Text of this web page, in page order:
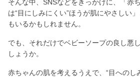
そんな中、SNSなどをきっかけに、「赤
は“目にしみにくい”ほうが肌にやさしい
もいるかもしれません。
でも、それだけでベビーソープの良し悪
しょうか。
赤ちゃんの肌を考えるうえで、“目へのし